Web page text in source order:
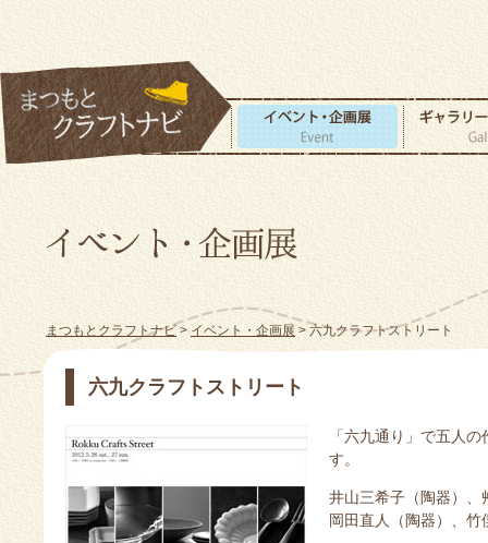
まつもとクラフトナビ>イベント・企画展> 六九クラフトストリート
六九クラフトストリート
「六九通り」で五人
す。
井山三希子（陶器）、
岡田直人（陶器）、竹